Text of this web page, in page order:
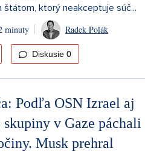
štátom, ktorý neakceptuje súč...
minuty Radek Polák
Diskusie 0
Podľa OSN Izrael aj
skupiny v Gaze páchali
Musk prehral